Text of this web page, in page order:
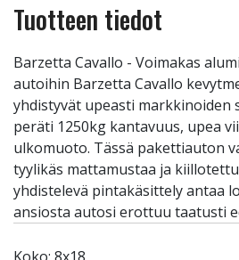
Tuotteen tiedot
Barzetta Cavallo - Voimakas
autoihin Barzetta Cavallo
yhdistyvät upeasti markkinoiden
peräti 1250kg kantavuus, upea
ulkomuoto. Tässä pakettiauton
tyylikäs mattamustaa ja
yhdistelevä pintakäsittely antaa
ansiosta autosi erottuu taatusti